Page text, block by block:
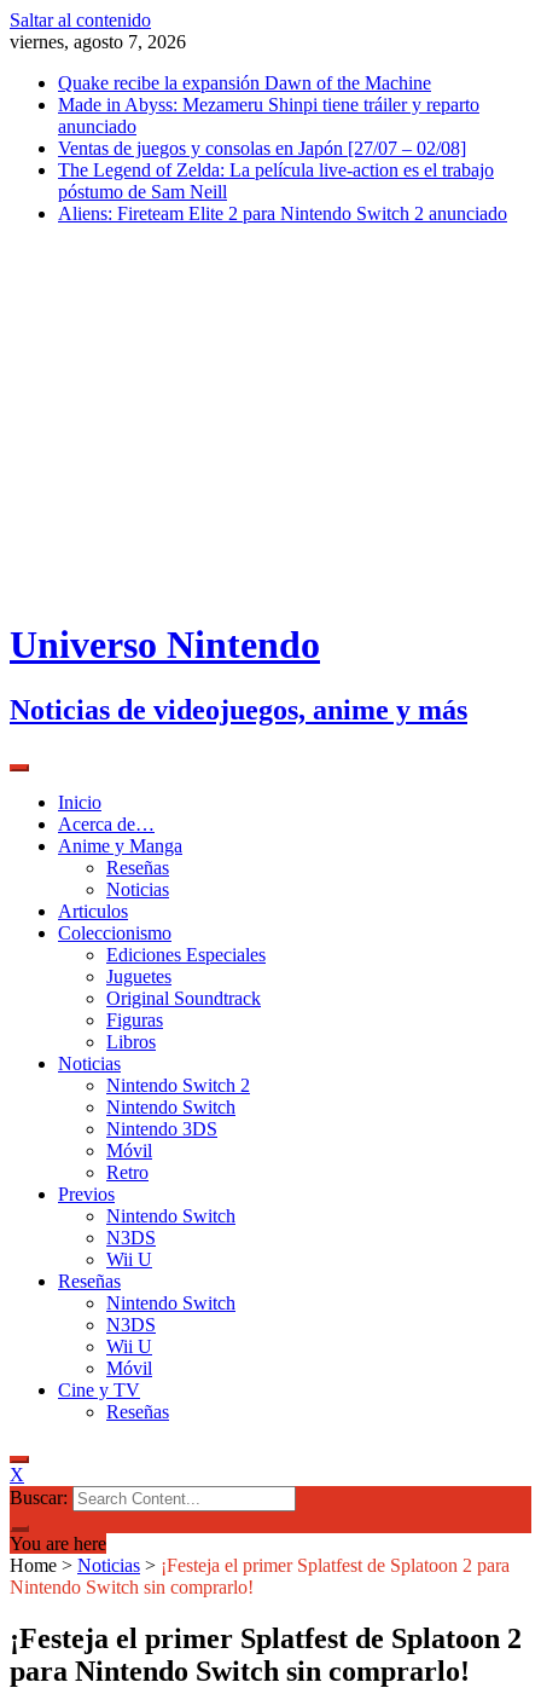
Saltar al contenido
viernes, agosto 7, 2026
Quake recibe la expansión Dawn of the Machine
Made in Abyss: Mezameru Shinpi tiene tráiler y reparto
anunciado
Ventas de juegos y consolas en Japón [27/07 – 02/08]
The Legend of Zelda: La película live-action es el trabajo
póstumo de Sam Neill
Aliens: Fireteam Elite 2 para Nintendo Switch 2 anunciado
Universo Nintendo
Noticias de videojuegos, anime y más
Inicio
Acerca de…
Anime y Manga
Reseñas
Noticias
Articulos
Coleccionismo
Ediciones Especiales
Juguetes
Original Soundtrack
Figuras
Libros
Noticias
Nintendo Switch 2
Nintendo Switch
Nintendo 3DS
Móvil
Retro
Previos
Nintendo Switch
N3DS
Wii U
Reseñas
Nintendo Switch
N3DS
Wii U
Móvil
Cine y TV
Reseñas
X
Buscar:
You are here
Home > Noticias > ¡Festeja el primer Splatfest de Splatoon 2 para
Nintendo Switch sin comprarlo!
¡Festeja el primer Splatfest de Splatoon 2
para Nintendo Switch sin comprarlo!